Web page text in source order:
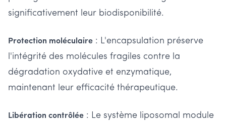
significativement leur biodisponibilité.
Protection moléculaire : L'encapsulation préserve
l'intégrité des molécules fragiles contre la
dégradation oxydative et enzymatique,
maintenant leur efficacité thérapeutique.
Libération contrôlée : Le système liposomal module